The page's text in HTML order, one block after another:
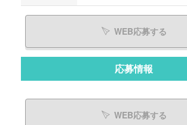
WEB応募する
応募情報
WEB応募する